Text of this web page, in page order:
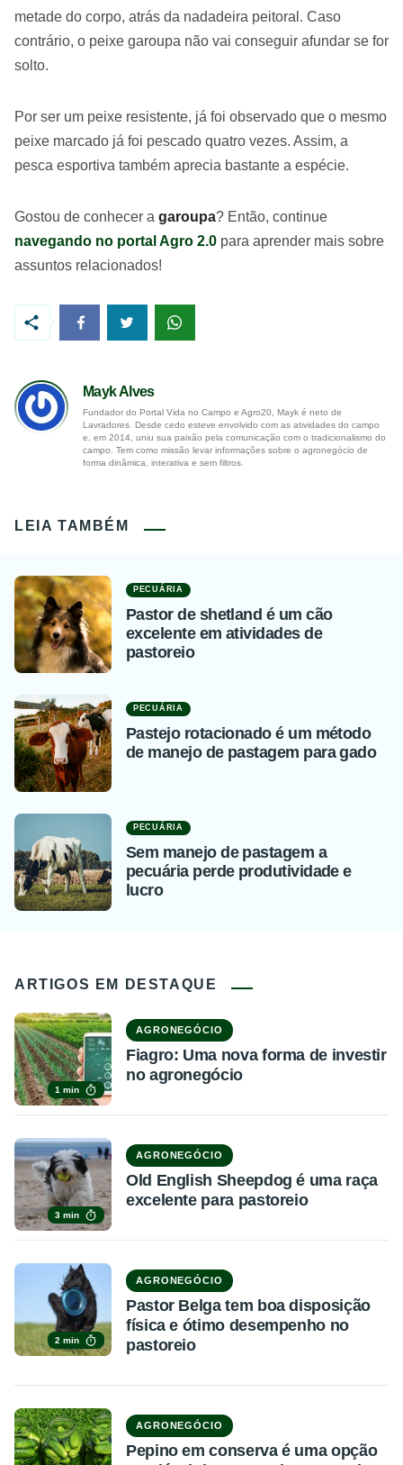
metade do corpo, atrás da nadadeira peitoral. Caso
contrário, o peixe garoupa não vai conseguir afundar se for
solto.
Por ser um peixe resistente, já foi observado que o mesmo
peixe marcado já foi pescado quatro vezes. Assim, a
pesca esportiva também aprecia bastante a espécie.
Gostou de conhecer a garoupa? Então, continue
navegando no portal Agro 2.0 para aprender mais sobre
assuntos relacionados!
Mayk Alves
Fundador do Portal Vida no Campo e Agro20, Mayk é neto de
Lavradores. Desde cedo esteve envolvido com as atividades do campo
e, em 2014, uniu sua paixão pela comunicação com o tradicionalismo do
campo. Tem como missão levar informações sobre o agronegócio de
forma dinâmica, interativa e sem filtros.
LEIA TAMBÉM
PECUÁRIA
Pastor de shetland é um cão
excelente em atividades de
pastoreio
PECUÁRIA
Pastejo rotacionado é um método
de manejo de pastagem para gado
PECUÁRIA
Sem manejo de pastagem a
pecuária perde produtividade e
lucro
ARTIGOS EM DESTAQUE
1 min
AGRONEGÓCIO
Fiagro: Uma nova forma de investir
no agronegócio
3 min
AGRONEGÓCIO
Old English Sheepdog é uma raça
excelente para pastoreio
2 min
AGRONEGÓCIO
Pastor Belga tem boa disposição
física e ótimo desempenho no
pastoreio
AGRONEGÓCIO
Pepino em conserva é uma opção